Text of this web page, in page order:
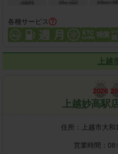
各種サービス
上越
上越妙高駅
住所： 上越市大和
営業時間：